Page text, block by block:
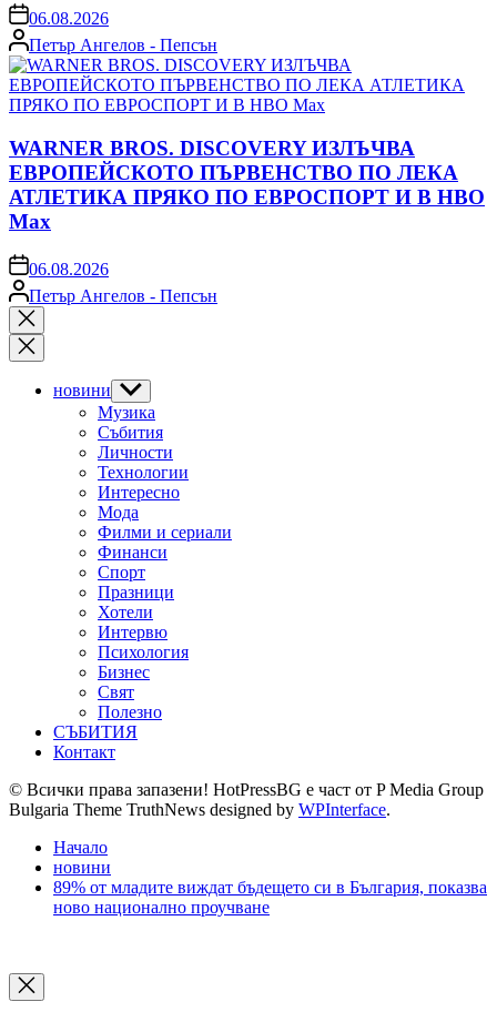
on06.08.2026
Posted
by
Петър Ангелов - Пепсън
WARNER BROS. DISCOVERY ИЗЛЪЧВА
ЕВРОПЕЙСКОТО ПЪРВЕНСТВО ПО ЛЕКА
АТЛЕТИКА ПРЯКО ПО ЕВРОСПОРТ И В НВО
Мах
on06.08.2026
Posted
by
Петър Ангелов - Пепсън
Close
search
новини Show
sub
menu
Музика
Събития
Личности
Технологии
Интересно
Мода
Филми и сериали
Финанси
Спорт
Празници
Хотели
Интервю
Психология
Бизнес
Свят
Полезно
СЪБИТИЯ
Контакт
© Всички права запазени! HotPressBG е част от P Media Group
Bulgaria Theme TruthNews designed by WPInterface.
Начало
новини
89% от младите виждат бъдещето си в България, показва
ново национално проучване